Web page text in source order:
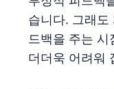
습니다. 그래도
드백을 주는 시
더더욱 어려워